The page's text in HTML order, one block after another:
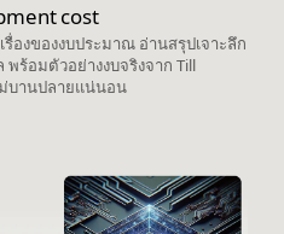
cost
องของงบประมาณ อ่านสรุปเจาะลึก
ร้อมตัวอย่างงบจริงจาก Till
บานปลายแน่นอน